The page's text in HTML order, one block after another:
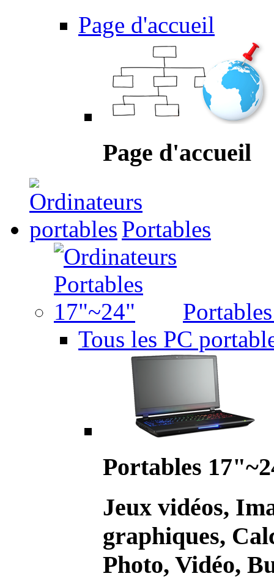
Page d'accueil
Page d'accueil
Portables
Tous les PC
Portables
Jeux vidéos,
graphiques,
Photo, Vidéo,